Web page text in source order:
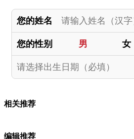
您的姓名
您的性别 男 女
相关推荐
编辑推荐